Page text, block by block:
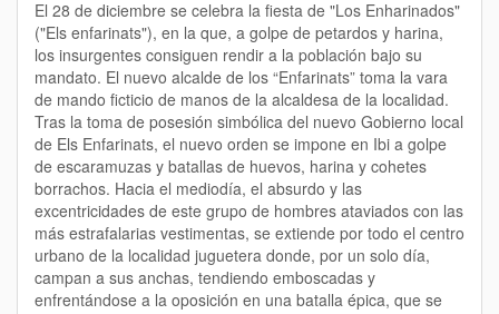
El 28 de diciembre se celebra la fiesta de "Los Enharinados"
("Els enfarinats"), en la que, a golpe de petardos y harina,
los insurgentes consiguen rendir a la población bajo su
mandato. El nuevo alcalde de los “Enfarinats” toma la vara
de mando ficticio de manos de la alcaldesa de la localidad.
Tras la toma de posesión simbólica del nuevo Gobierno local
de Els Enfarinats, el nuevo orden se impone en Ibi a golpe
de escaramuzas y batallas de huevos, harina y cohetes
borrachos. Hacia el mediodía, el absurdo y las
excentricidades de este grupo de hombres ataviados con las
más estrafalarias vestimentas, se extiende por todo el centro
urbano de la localidad juguetera donde, por un solo día,
campan a sus anchas, tendiendo emboscadas y
enfrentándose a la oposición en una batalla épica, que se